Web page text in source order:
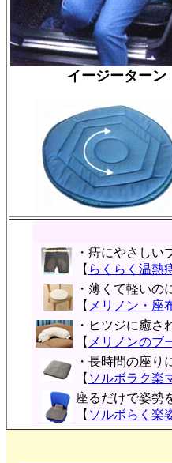
イージーターン
・痔にやさしい
【 らくらく温熱
・薄くて軽いの
【 メリノン・座
・ヒツジに癒さ
【 メリノンのブ
・長時間の座り
【 ソルボラク楽
座るだけで姿勢
【 ソルボらく楽